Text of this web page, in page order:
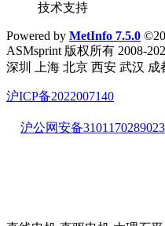
技术支持
Powered by MetInfo 7.5.0
ASMsprint 版权所有 2008-
深圳 上海 北京 西安 武汉 成
沪ICP备2022007140
沪公网安备